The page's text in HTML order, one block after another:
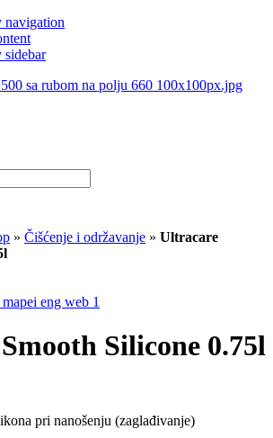
navigation
sidebar
» Čišćenje i održavanje » Ultracare
Silicone 0.75l
pri nanošenju (zaglađivanje)